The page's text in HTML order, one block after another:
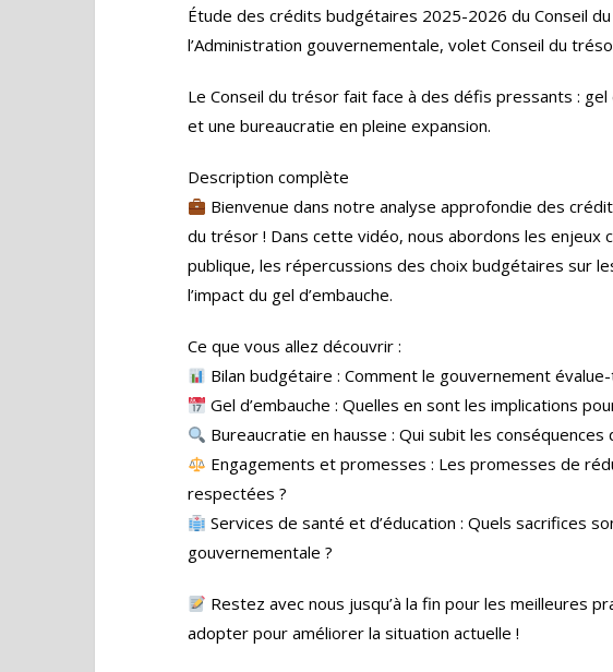
Étude des crédits budgétaires 2025-2026 du Conseil
l’Administration gouvernementale, volet Conseil du
Le Conseil du trésor fait face à des défis pressants :
et une bureaucratie en pleine expansion.
Description complète
Bienvenue dans notre analyse approfondie des
du trésor ! Dans cette vidéo, nous abordons les enjeux
publique, les répercussions des choix budgétaires sur
l’impact du gel d’embauche.
Ce que vous allez découvrir :
Bilan budgétaire : Comment le gouvernement
Gel d’embauche : Quelles en sont les implications
Bureaucratie en hausse : Qui subit les
Engagements et promesses : Les promesses de
respectées ?
Services de santé et d’éducation : Quels sacrifices
gouvernementale ?
Restez avec nous jusqu’à la fin pour les meilleures
adopter pour améliorer la situation actuelle !